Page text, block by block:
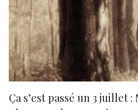
Ça s’est passé un 3 juillet